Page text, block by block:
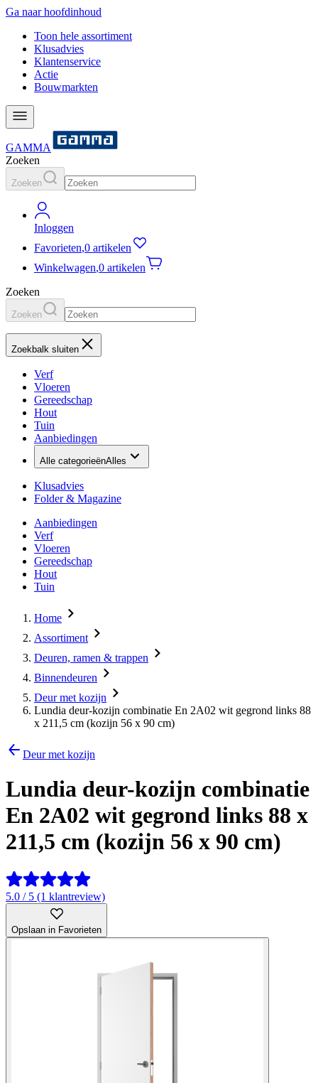
Ga naar hoofdinhoud
Toon hele assortiment
Klusadvies
Klantenservice
Actie
Bouwmarkten
GAMMA
Zoeken
Zoeken
Inloggen
Favorieten,0 artikelen
Winkelwagen,0 artikelen
Zoeken
Zoeken
Zoekbalk sluiten
Verf
Vloeren
Gereedschap
Hout
Tuin
Aanbiedingen
Alle categorieënAlles
Klusadvies
Folder & Magazine
Aanbiedingen
Verf
Vloeren
Gereedschap
Hout
Tuin
Home
Assortiment
Deuren, ramen & trappen
Binnendeuren
Deur met kozijn
Lundia deur-kozijn combinatie En 2A02 wit gegrond links 88
x 211,5 cm (kozijn 56 x 90 cm)
Deur met kozijn
Lundia deur-kozijn combinatie
En 2A02 wit gegrond links 88 x
211,5 cm (kozijn 56 x 90 cm)
5.0 / 5 (1 klantreview)
Opslaan in Favorieten